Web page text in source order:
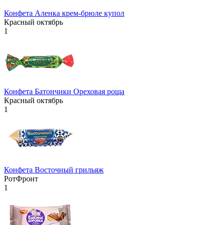
Конфета Аленка крем-брюле купол
Красный октябрь
1
Конфета Батончики Ореховая роща
Красный октябрь
1
Конфета Восточный грильяж
РотФронт
1